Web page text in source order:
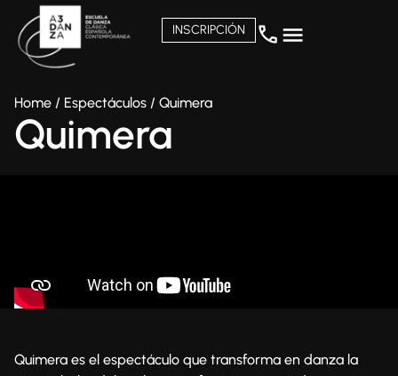
INSCRIPCIÓN
Home / Espectáculos / Quimera
Quimera
Quimera es el espectáculo que transforma en danza la